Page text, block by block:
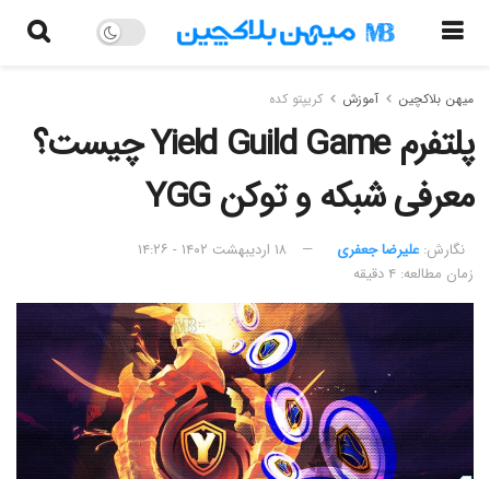
میهن بلاکچین آموزش کریپتو کده
پلتفرم Yield Guild Game چیست؟
معرفی شبکه و توکن YGG
نگارش:‌ علیرضا جعفری
۱۸ اردیبهشت ۱۴۰۲ - ۱۴:۲۶
زمان مطالعه: ۴ دقیقه